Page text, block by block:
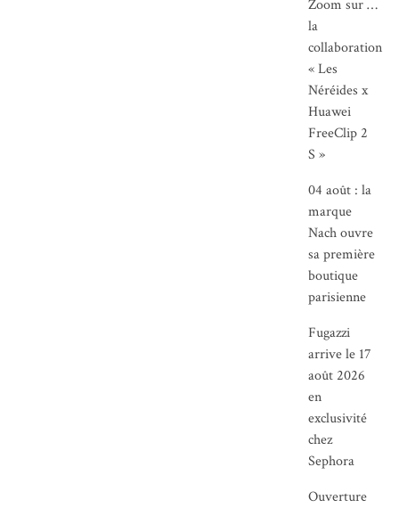
Zoom sur …
la
collaboration
« Les
Néréides x
Huawei
FreeClip 2
S »
04 août : la
marque
Nach ouvre
sa première
boutique
parisienne
Fugazzi
arrive le 17
août 2026
en
exclusivité
chez
Sephora
Ouverture